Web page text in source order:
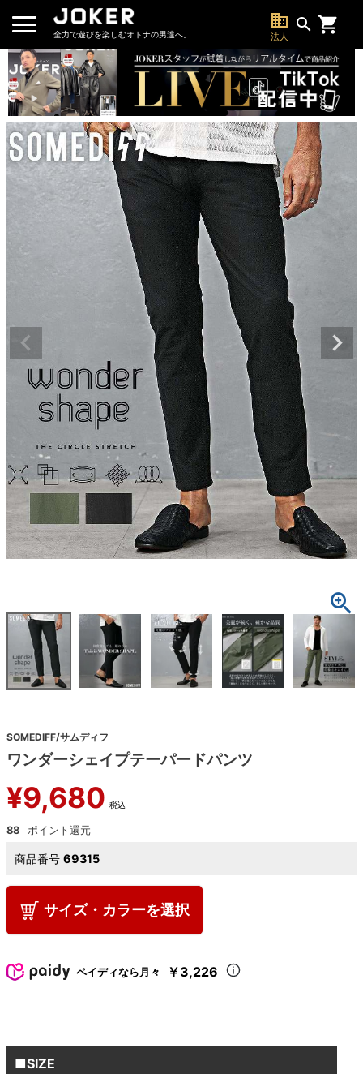
全力で遊びを楽しむオトナの男達へ。
business
法人
search
SOMEDIFF/サムディフ
ワンダーシェイプテーパードパンツ
¥9,680 税込
88
商品番号 69315
サイズ・カラーを選択
ペイディなら月々 ￥3,226
■SIZE